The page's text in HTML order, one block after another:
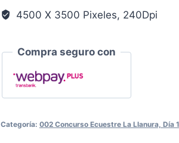
cantidad
4500 X 3500 Pixeles, 240Dpi
Compra seguro con
Categoría: 002 Concurso Ecuestre La Llanura, Día